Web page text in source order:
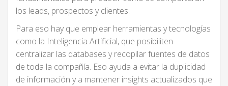
los leads, prospectos y clientes.
Para eso hay que emplear herramientas y tecnologías
como la Inteligencia Artificial, que posibiliten
centralizar las databases y recopilar fuentes de datos
de toda la compañía. Eso ayuda a evitar la duplicidad
de información y a mantener insights actualizados que